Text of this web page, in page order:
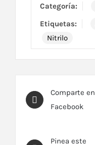
Categoría:
Etiquetas:
Nitrilo
Comparte en
Facebook
Pinea este